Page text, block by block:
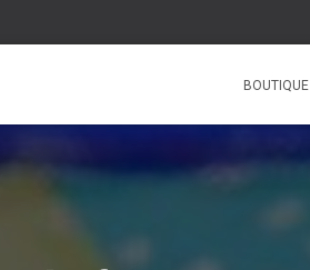
BOUTIQUE